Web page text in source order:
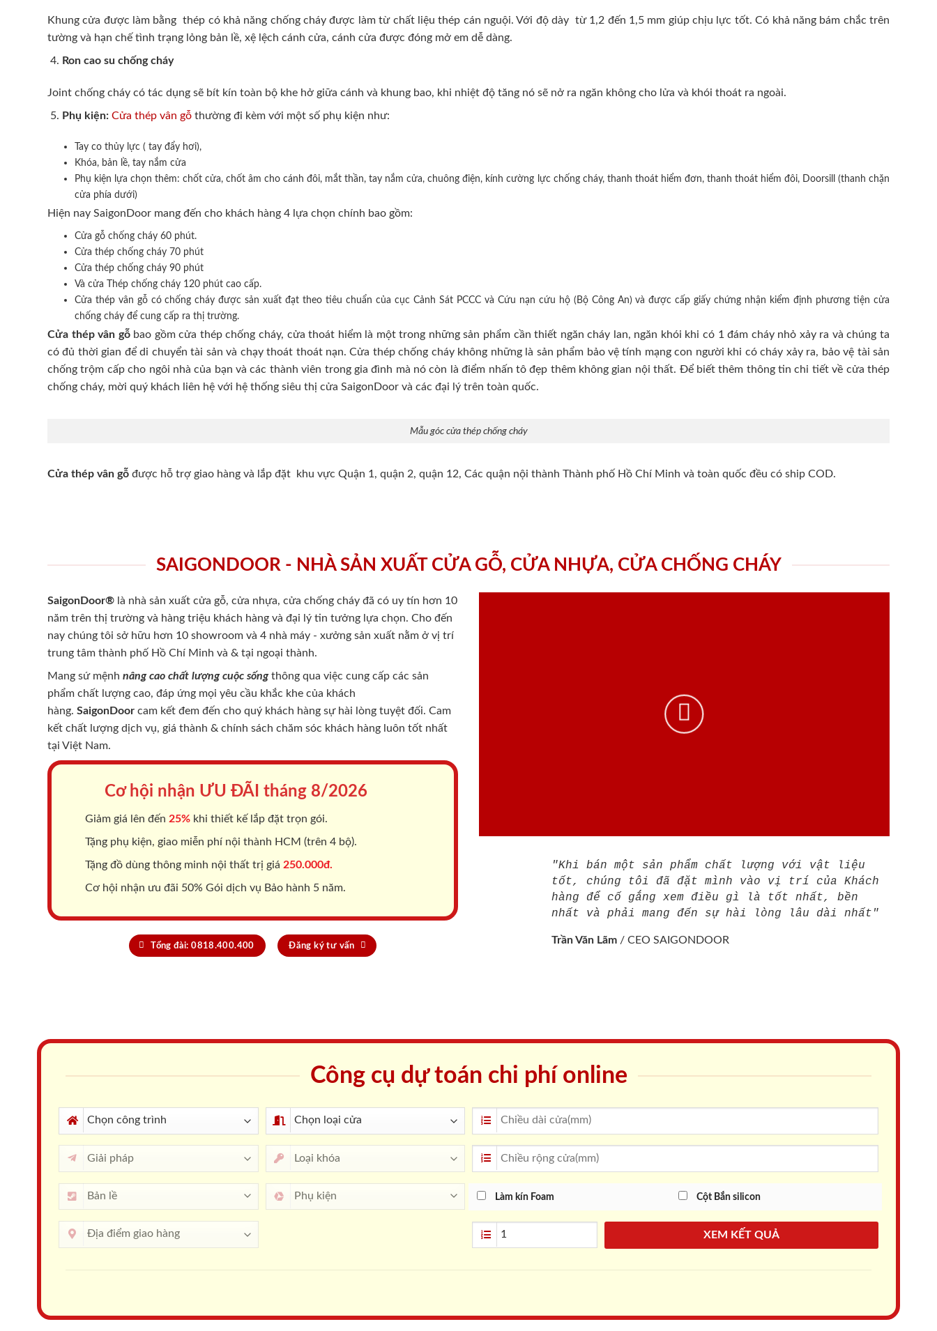
Khung cửa được làm bằng thép có khả năng chống cháy được làm từ chất liệu thép cán nguội. Với độ dày từ 1,2 đến 1,5 mm giúp chịu lực tốt. Có khả năng bám chắc trên
tường và hạn chế tình trạng lỏng bản lề, xệ lệch cánh cửa, cánh cửa được đóng mở em dễ dàng.
Ron cao su chống cháy
Joint chống cháy có tác dụng sẽ bít kín toàn bộ khe hở giữa cánh và khung bao, khi nhiệt độ tăng nó sẽ nở ra ngăn không cho lửa và khói thoát ra ngoài.
Phụ kiện: Cửa thép vân gỗthường đi kèm với một số phụ kiện như:
Tay co thủy lực ( tay đẩy hơi),
Khóa, bản lề, tay nắm cửa
Phụ kiện lựa chọn thêm: chốt cửa, chốt âm cho cánh đôi, mắt thần, tay nắm cửa, chuông điện, kính cường lực chống cháy, thanh thoát hiểm đơn, thanh thoát hiểm đôi, Doorsill (thanh chặn
cửa phía dưới)
Hiện nay SaigonDoor mang đến cho khách hàng 4 lựa chọn chính bao gồm:
Cửa gỗ chống cháy 60 phút.
Cửa thép chống cháy 70 phút
Cửa thép chống cháy 90 phút
Và cửa Thép chống cháy 120 phút cao cấp.
Cửa thép vân gỗ có chống cháy được sản xuất đạt theo tiêu chuẩn của cục Cảnh Sát PCCC và Cứu nạn cứu hộ (Bộ Công An) và được cấp giấy chứng nhận kiểm định phương tiện cửa
chống cháy để cung cấp ra thị trường.
Cửa thép vân gỗbao gồm cửa thép chống cháy, cửa thoát hiểm là một trong những sản phẩm cần thiết ngăn cháy lan, ngăn khói khi có 1 đám cháy nhỏ xảy ra và chúng ta
có đủ thời gian để di chuyển tài sản và chạy thoát thoát nạn. Cửa thép chống cháy không những là sản phẩm bảo vệ tính mạng con người khi có cháy xảy ra, bảo vệ tài sản
chống trộm cấp cho ngôi nhà của bạn và các thành viên trong gia đình mà nó còn là điểm nhấn tô đẹp thêm không gian nội thất. Để biết thêm thông tin chi tiết về cửa thép
chống cháy, mời quý khách liên hệ với hệ thống siêu thị cửa SaigonDoor và các đại lý trên toàn quốc.
Mẫu góc cửa thép chống cháy
Cửa thép vân gỗ được hỗ trợ giao hàng và lắp đặt khu vực Quận 1, quận 2, quận 12, Các quận nội thành Thành phố Hồ Chí Minh và toàn quốc đều có ship COD.
SAIGONDOOR - NHÀ SẢN XUẤT CỬA GỖ, CỬA NHỰA, CỬA CHỐNG CHÁY
SaigonDoor® là nhà sản xuất cửa gỗ, cửa nhựa, cửa chống cháy đã có uy tín hơn 10
năm trên thị trường và hàng triệu khách hàng và đại lý tin tưởng lựa chọn. Cho đến
nay chúng tôi sở hữu hơn 10 showroom và 4 nhà máy - xưởng sản xuất nằm ở vị trí
trung tâm thành phố Hồ Chí Minh và & tại ngoại thành.
Mang sứ mệnh nâng cao chất lượng cuộc sốngthông qua việc cung cấp các sản
phẩm chất lượng cao, đáp ứng mọi yêu cầu khắc khe của khách
hàng. SaigonDoor cam kết đem đến cho quý khách hàng sự hài lòng tuyệt đối. Cam
kết chất lượng dịch vụ, giá thành & chính sách chăm sóc khách hàng luôn tốt nhất
tại Việt Nam.
Cơ hội nhận ƯU ĐÃI tháng 8/2026
Giảm giá lên đến 25% khi thiết kế lắp đặt trọn gói.
Tặng phụ kiện, giao miễn phí nội thành HCM (trên 4 bộ).
Tặng đồ dùng thông minh nội thất trị giá 250.000đ.
Cơ hội nhận ưu đãi 50% Gói dịch vụ Bảo hành 5 năm.
Tổng đài: 0818.400.400 Đăng ký tư vấn
"Khi bán một sản phẩm chất lượng với vật liệu
tốt, chúng tôi đã đặt mình vào vị trí của Khách
hàng để cố gắng xem điều gì là tốt nhất, bền
nhất và phải mang đến sự hài lòng lâu dài nhất"
Trần Văn Lãm / CEO SAIGONDOOR
Công cụ dự toán chi phí online
Làm kín Foam Cột Bắn silicon
XEM KẾT QUẢ